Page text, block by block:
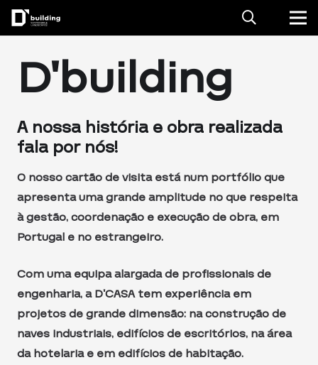
D’building
A nossa história e obra realizada
fala por nós!
O nosso cartão de visita está num portfólio que
apresenta uma grande amplitude no que respeita
à gestão, coordenação e execução de obra, em
Portugal e no estrangeiro.
Com uma equipa alargada de profissionais de
engenharia, a D’CASA tem experiência em
projetos de grande dimensão: na construção de
naves industriais, edifícios de escritórios, na área
da hotelaria e em edifícios de habitação.